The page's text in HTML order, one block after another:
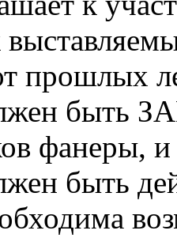
прошлых
быть
фанеры,
быть